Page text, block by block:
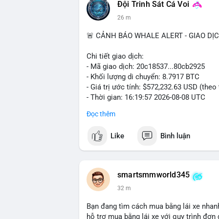
Đội Trinh Sát Cá Voi
26 m
🚨 CẢNH BÁO WHALE ALERT - GIAO
Chi tiết giao dịch:
- Mã giao dịch: 20c18537...80cb2925
- Khối lượng di chuyển: 8.7917 BTC
- Giá trị ước tính: $572,232.63 USD (theo
- Thời gian: 16:19:57 2026-08-08 UTC
Nhận định phân tích hành vi của Cá voi
quy mô tài chính lớn. Hành vi này có
chuyển tài sản từ ví nóng sang ví lạnh
thể xuất hiện, gây biến động giá. Ngược
niềm tin nắm giữ của nhà đầu tư lớn vẫn
định điểm đến của dòng tiền. Tránh
Đọc thêm
Like Bình luận
smartsmmworld345
33 m
Bạn đang tìm cách mua bằng lái xe
hỗ trợ mua bằng lái xe với quy trình